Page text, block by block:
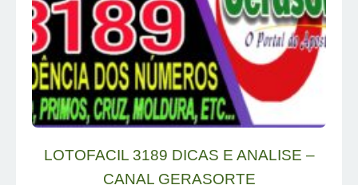
LOTOFACIL 3189 DICAS E ANALISE –
CANAL GERASORTE